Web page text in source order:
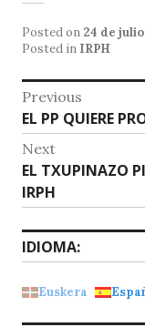
at
s
A
p
p
c
b
o
o
k
Posted on 24 de
Posted in IRPH
de
entradas
Previous
Previous
post:
EL PP QUIERE
Next
Next
post:
EL TXUPINAZO
IRPH
IDIOMA:
Euskera